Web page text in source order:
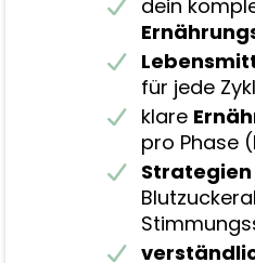
dein
für jede
klare
pro Phase
Strategien